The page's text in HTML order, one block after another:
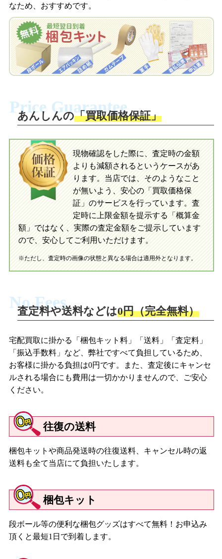
を申し込みます。梱包キットは送料無料
でお届けします。
自宅でおもちゃを発送・梱包
梱包キットに同封する発送ガイドの手順
送。当店へ無料で発送いただけます。
入金完了
当店に査定したおもちゃがご到着後、ご
指定の口座に即日入金可能です。
買取の流れ 写真の撮影方法
査定結果をLINEで確認し、梱包キットを
申し込みます。梱包キットは送料無料で
お届けします。
自宅でおもちゃを発送・梱包
ださい。お電話にて集荷依頼を行い発
送。当店へ無料で発送いただけます。
当店に査定したおもちゃがご到着後、ご
指定の口座に即日入金可能です。
初めての方へ LINE査定の流れ 写真の撮影方法
なため、おすすめです。
Price Guarantee
あんしんの「買取価格保証」
現物確認をした際に、査定時の金額
よりも減額されるというケースがあ
ります。当店では、そのようなこと
が無いよう、安心の「買取価格保
証」のサービスを行っています。査
定時に上限金額を提示する「概算金
額」ではなく、実際の査定金額をご提示しています
ので、安心してご利用いただけます。
※ただし、査定時の画像の状態と異なる場合は適用外となります。
No Fees
査定料や送料などは0円（完全無料）
宅配買取に掛かる「梱包キット料」「送料」「査定料」
「振込手数料」など、弊社ですべて負担しているため、
お客様に掛かる負担は0円です。また、査定後にキャンセ
ルされる場合にも費用は一切かかりませんので、ご安心
ください。
往復の送料
梱包キットや商品発送時の往復送料、キャンセル時の返
送料も全て当店にて負担いたします。
梱包キット
段ボール等の便利な梱包グッズはすべて無料！お申込み
頂くと最短1日で到着します。